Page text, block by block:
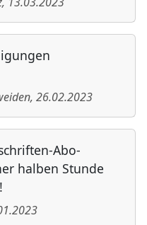
, 26.02.2023
Abo-
halben Stunde